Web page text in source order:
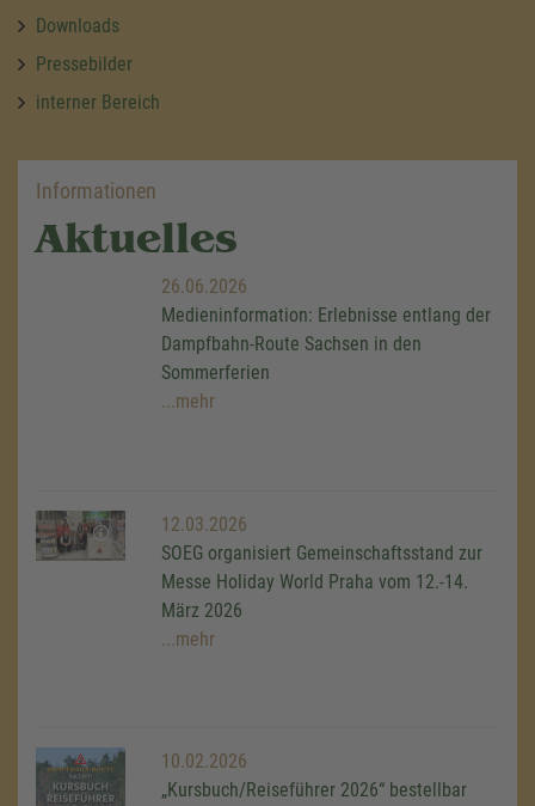
Downloads
Pressebilder
interner Bereich
Informationen
Aktuelles
26.06.2026
Medieninformation: Erlebnisse entlang der
Dampfbahn-Route Sachsen in den
Sommerferien
...mehr
12.03.2026
SOEG organisiert Gemeinschaftsstand zur
Messe Holiday World Praha vom 12.-14.
März 2026
...mehr
10.02.2026
„Kursbuch/Reiseführer 2026“ bestellbar